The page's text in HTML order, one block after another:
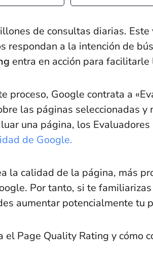
de consultas diarias.
respondan a la intención de
entra en acción para
proceso, Google contrata a
las páginas seleccionadas y
una página, los
de Google.
la calidad de la página, más
Por tanto, si te
aumentar potencialmente tu
el Page Quality Rating y cómo